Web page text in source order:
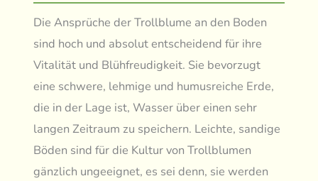
Die Ansprüche der Trollblume an den Boden
sind hoch und absolut entscheidend für ihre
Vitalität und Blühfreudigkeit. Sie bevorzugt
eine schwere, lehmige und humusreiche Erde,
die in der Lage ist, Wasser über einen sehr
langen Zeitraum zu speichern. Leichte, sandige
Böden sind für die Kultur von Trollblumen
gänzlich ungeeignet, es sei denn, sie werden